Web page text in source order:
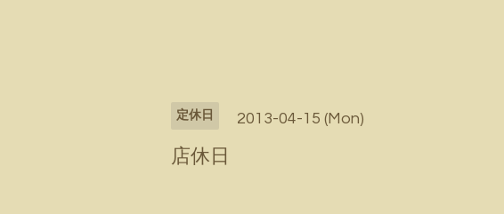
定休日 2013-04-15 (Mon)
店休日